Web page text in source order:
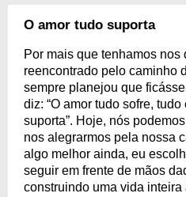
O amor tudo suporta
Por mais que tenhamos
reencontrado pelo caminho
sempre planejou que
diz: “O amor tudo sofre,
suporta”. Hoje, nós
nos alegrarmos pela nossa
algo melhor ainda, eu
seguir em frente de mãos
construindo uma vida inteira